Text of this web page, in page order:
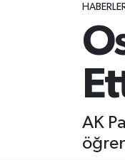
AK
MAGAZİN
EKONOMİ
Osmaniye
Süper Lig
Tüm Manşetler
Son Dakika